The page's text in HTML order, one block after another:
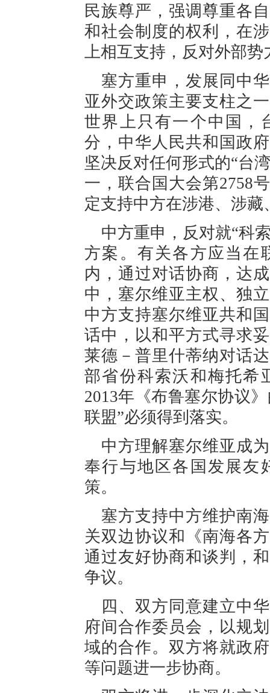
民族尊严，强调尊重各
和社会制度的权利，在
上相互支持，反对外部
塞方重申，发展同中
亚外交政策主要支柱之
世界上只有一个中国，
分，中华人民共和国政
坚决反对任何形式的“台
一，联合国大会第2758
定支持中方在涉港、涉
中方重申，反对就“科
方案。有关各方应当在
内，通过对话协商，达
中，塞尔维亚主权、独
中方支持塞尔维亚共和
话中，以和平方式寻求
莱德－普里什蒂纳对话
部省份科索沃和梅托希
2013年《布鲁塞尔协议
联盟”必须得到落实。
中方理解塞尔维亚成
奉行与地区各国发展友
策。
塞方支持中方维护南
关双边协议和《南海各
通过友好协商和谈判，
争议。
四、双方同意建立中
府间合作委员会，以规
域的合作。双方将就政
等问题进一步协商。